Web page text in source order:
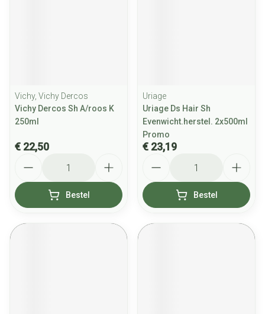
Vichy, Vichy Dercos
Vichy Dercos Sh A/roos K
250ml
€ 22,50
Bestel
Uriage
Uriage Ds Hair Sh
Evenwicht.herstel. 2x500ml
Promo
€ 23,19
Bestel